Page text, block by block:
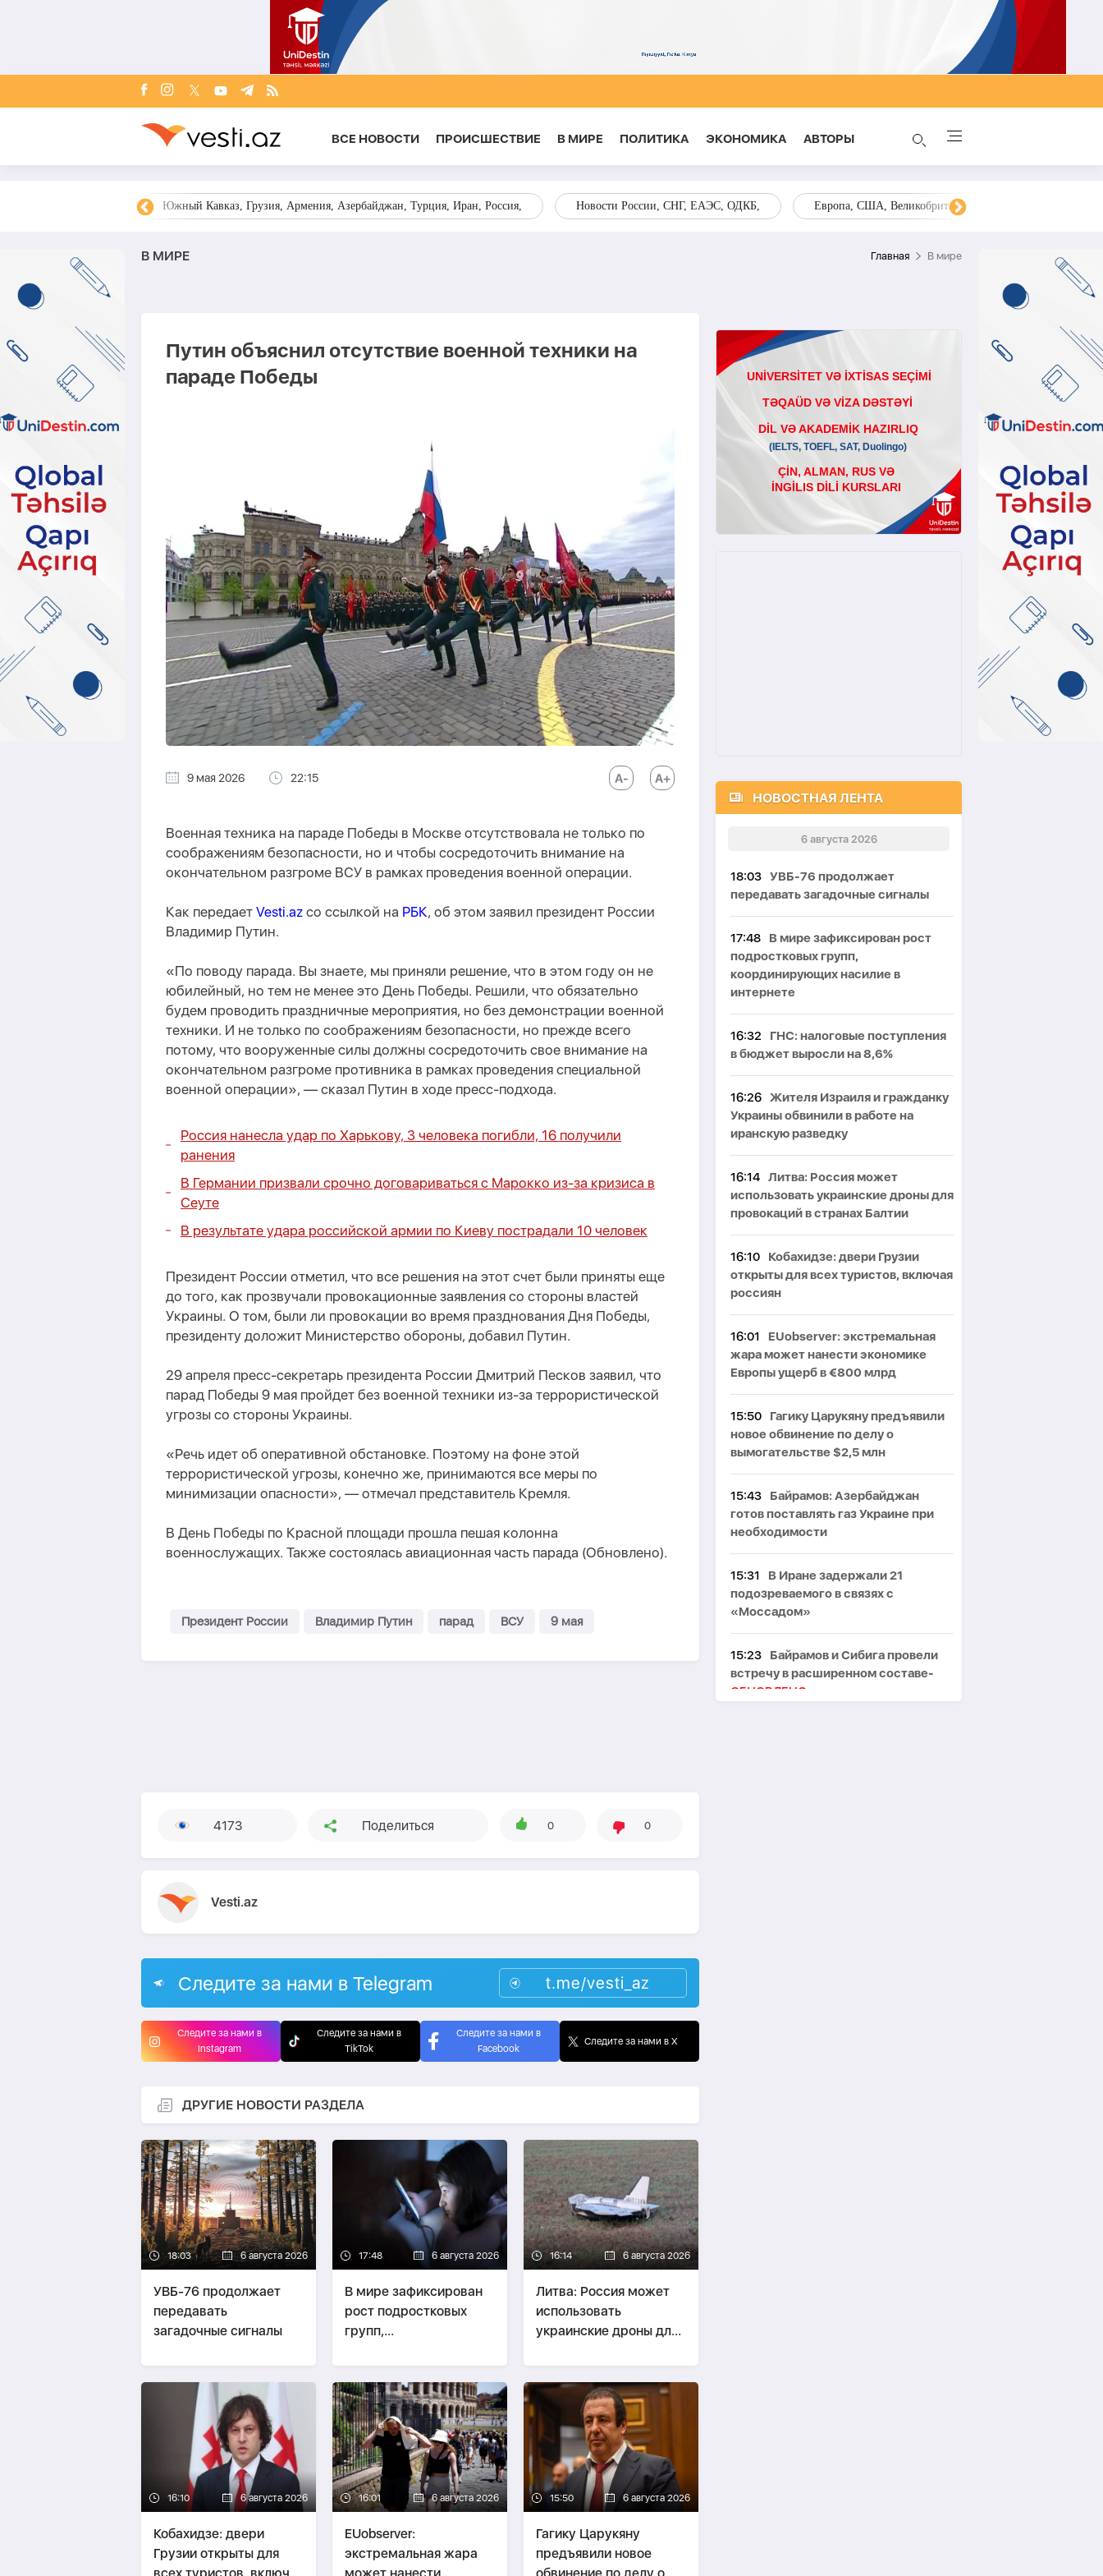
ВСЕ НОВОСТИ ПРОИСШЕСТВИЕ В МИРЕ ПОЛИТИКА ЭКОНОМИКА AВТОРЫ
Южный Кавказ, Грузия, Армения, Азербайджан, Турция, Иран, Россия, Новости России, СНГ, ЕАЭС, ОДКБ, Европа, США, Великобритания, Украина, Запад,
В МИРЕ Главная В мире
Путин объяснил отсутствие военной техники на
параде Победы
9 мая 2026 22:15
Военная техника на параде Победы в Москве отсутствовала не только по
соображениям безопасности, но и чтобы сосредоточить внимание на
окончательном разгроме ВСУ в рамках проведения военной операции.
Как передает Vesti.az со ссылкой на РБК, об этом заявил президент России
Владимир Путин.
«По поводу парада. Вы знаете, мы приняли решение, что в этом году он не
юбилейный, но тем не менее это День Победы. Решили, что обязательно
будем проводить праздничные мероприятия, но без демонстрации военной
техники. И не только по соображениям безопасности, но прежде всего
потому, что вооруженные силы должны сосредоточить свое внимание на
окончательном разгроме противника в рамках проведения специальной
военной операции», — сказал Путин в ходе пресс-подхода.
Россия нанесла удар по Харькову, 3 человека погибли, 16 получили
ранения
В Германии призвали срочно договариваться с Марокко из-за кризиса в
Сеуте
В результате удара российской армии по Киеву пострадали 10 человек
Президент России отметил, что все решения на этот счет были приняты еще
до того, как прозвучали провокационные заявления со стороны властей
Украины. О том, были ли провокации во время празднования Дня Победы,
президенту доложит Министерство обороны, добавил Путин.
29 апреля пресс-секретарь президента России Дмитрий Песков заявил, что
парад Победы 9 мая пройдет без военной техники из-за террористической
угрозы со стороны Украины.
«Речь идет об оперативной обстановке. Поэтому на фоне этой
террористической угрозы, конечно же, принимаются все меры по
минимизации опасности», — отмечал представитель Кремля.
В День Победы по Красной площади прошла пешая колонна
военнослужащих. Также состоялась авиационная часть парада (Обновлено).
Президент России Владимир Путин парад ВСУ 9 мая
4173 Поделиться 0 0
Vesti.az
Следите за нами в Telegram t.me/vesti_az
Следите за нами в
Instagram
Следите за нами в
TikTok
Следите за нами в
Facebook
Следите за нами в X
ДРУГИЕ НОВОСТИ РАЗДЕЛА
18:03 6 августа 2026
УВБ-76 продолжает
передавать
загадочные сигналы
17:48 6 августа 2026
В мире зафиксирован
рост подростковых
групп,
насилие в интернете
16:14 6 августа 2026
Литва: Россия может
использовать
украинские дроны для
Балтии
16:10 6 августа 2026
Кобахидзе: двери
Грузии открыты для
16:01 6 августа 2026
EUobserver:
экстремальная жара
15:50 6 августа 2026
Гагику Царукяну
предъявили новое
НОВОСТНАЯ ЛЕНТА
6 августа 2026
18:03 УВБ-76 продолжает
передавать загадочные сигналы
17:48
В мире зафиксирован рост
подростковых групп,
координирующих насилие в
интернете
16:32
ГНС: налоговые поступления
в бюджет выросли на 8,6%
16:26 Жителя Израиля и гражданку
Украины обвинили в работе на
иранскую разведку
16:14 Литва: Россия может
использовать украинские дроны для
провокаций в странах Балтии
16:10
Кобахидзе: двери Грузии
открыты для всех туристов, включая
россиян
16:01
EUobserver: экстремальная
жара может нанести экономике
Европы ущерб в €800 млрд
15:50
Гагику Царукяну предъявили
новое обвинение по делу о
вымогательстве $2,5 млн
15:43
Байрамов: Азербайджан
готов поставлять газ Украине при
необходимости
15:31
В Иране задержали 21
подозреваемого в связях с
«Моссадом»
15:23
Байрамов и Сибига провели
встречу в расширенном составе-
ОБНОВЛЕНО